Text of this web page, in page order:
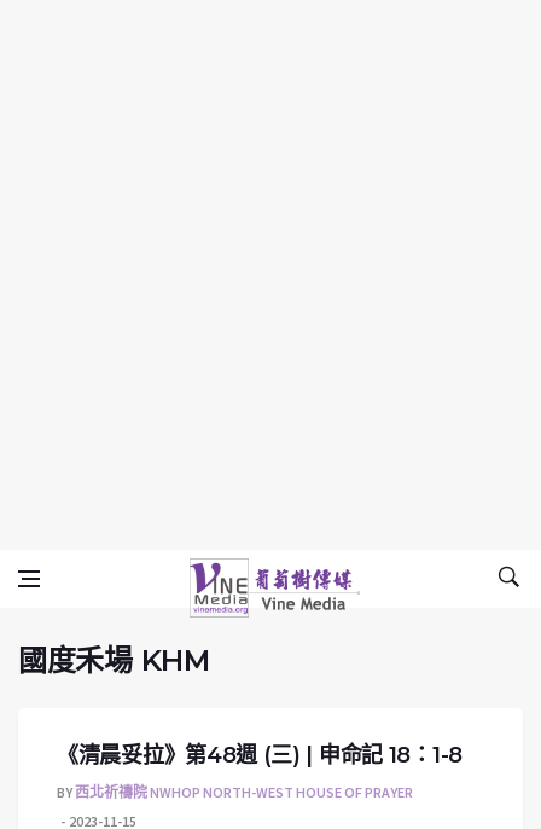
國度⽲場 KHM
Vine Media
葡萄樹傳媒
國度⽲場 KHM
《清晨妥拉》第48週 (三) | 申命記 18：1-8
BY西北祈禱院 NWHOP NORTH-WEST HOUSE OF PRAYER
2023-11-15